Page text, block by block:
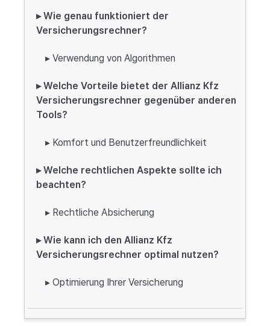
▸ Wie genau funktioniert der
Versicherungsrechner?
▸ Verwendung von Algorithmen
▸ Welche Vorteile bietet der Allianz Kfz
Versicherungsrechner gegenüber anderen
Tools?
▸ Komfort und Benutzerfreundlichkeit
▸ Welche rechtlichen Aspekte sollte ich
beachten?
▸ Rechtliche Absicherung
▸ Wie kann ich den Allianz Kfz
Versicherungsrechner optimal nutzen?
▸ Optimierung Ihrer Versicherung